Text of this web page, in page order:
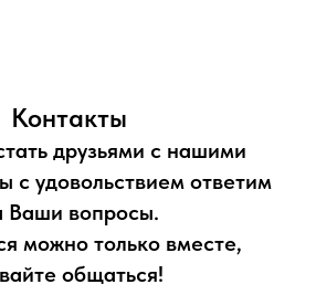
Контакты
друзьями с нашими
с удовольствием ответим
Ваши вопросы.
можно только вместе,
общаться!